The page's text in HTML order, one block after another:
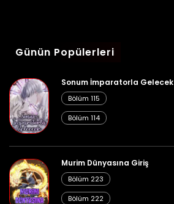
Bölüm 70
Bölüm 68
Günün Popülerleri
Sonum İmparatorla Gelecek
Bölüm 115
Bölüm 114
Murim Dünyasına Giriş
Bölüm 223
Bölüm 222